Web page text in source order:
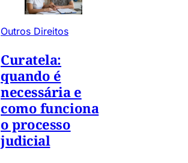
Outros Direitos
Curatela:
quando é
necessária e
como funciona
o processo
judicial